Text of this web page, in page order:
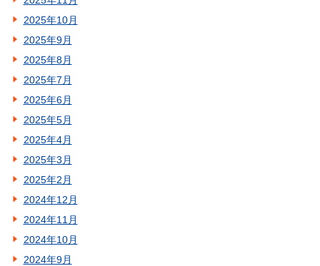
2025年10月
2025年9月
2025年8月
2025年7月
2025年6月
2025年5月
2025年4月
2025年3月
2025年2月
2024年12月
2024年11月
2024年10月
2024年9月